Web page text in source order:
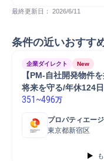
最終更新日： 2026/6/11
条件の近いおすす
企業ダイレクト New
【PM-自社開発物件
将来を守る/年休124日
351 ~496万
プロパティエー
東京都新宿区